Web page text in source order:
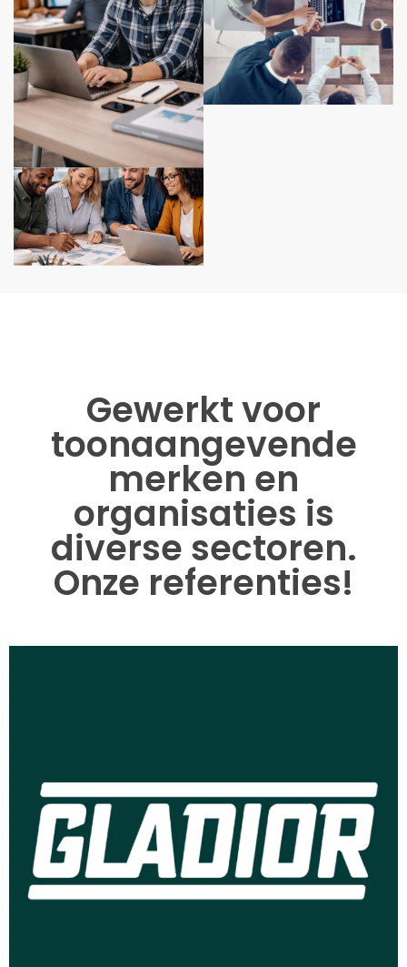
Gewerkt voor
toonaangevende
merken en
organisaties is
diverse sectoren.
Onze referenties!